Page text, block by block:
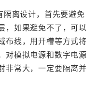
隔离设计，首先要避免
，如果避免不了，可以
布线，用开槽等方式将
对模拟电源和数字电源
非常大，一定要隔离并